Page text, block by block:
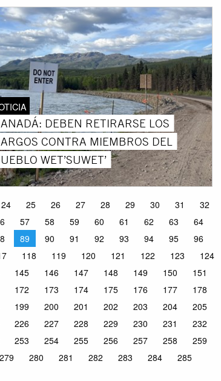
DEBEN RETIRARSE LOS
CONTRA MIEMBROS DEL
WET’SUWET’
24 25 26 27 28 29 30 31
32
57 58 59 60 61 62 63
64
89 90 91 92 93 94 95
96
118 119 120 121 122 123
124
145 146 147 148 149 150
151
172 173 174 175 176 177
178
199 200 201 202 203 204
205
226 227 228 229 230 231
232
253 254 255 256 257 258
259
279 280 281 282 283 284
285